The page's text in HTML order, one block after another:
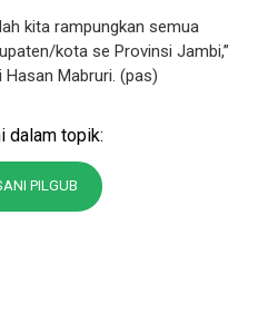
kita rampungkan semua
kota se Provinsi Jambi,’’
Mabruri. (pas)
dalam topik:
PILGUB